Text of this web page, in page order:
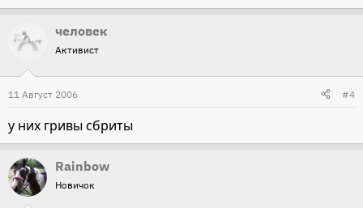
человек
Активист
11 Август 2006 #4
у них гривы сбриты
Rainbow
Новичок